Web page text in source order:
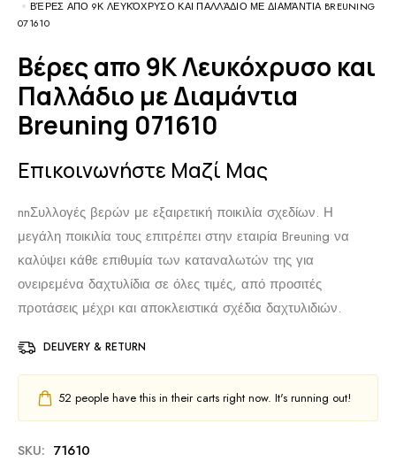
ΒΈΡΕΣ ΑΠΟ 9Κ ΛΕΥΚΌΧΡΥΣΟ ΚΑΙ ΠΑΛΛΆΔΙΟ ΜΕ ΔΙΑΜΆΝΤΙΑ BREUNING
071610
Βέρες απο 9Κ Λευκόχρυσο και
Παλλάδιο με Διαμάντια
Breuning 071610
Επικοινωνήστε Μαζί Μας
nnΣυλλογές βερών με εξαιρετική ποικιλία σχεδίων. Η
μεγάλη ποικιλία τους επιτρέπει στην εταιρία Breuning να
καλύψει κάθε επιθυμία των καταναλωτών της για
ονειρεμένα δαχτυλίδια σε όλες τιμές, από προσιτές
προτάσεις μέχρι και αποκλειστικά σχέδια δαχτυλιδιών.
DELIVERY & RETURN
52 people have this in their carts right now. It's running out!
SKU: 71610